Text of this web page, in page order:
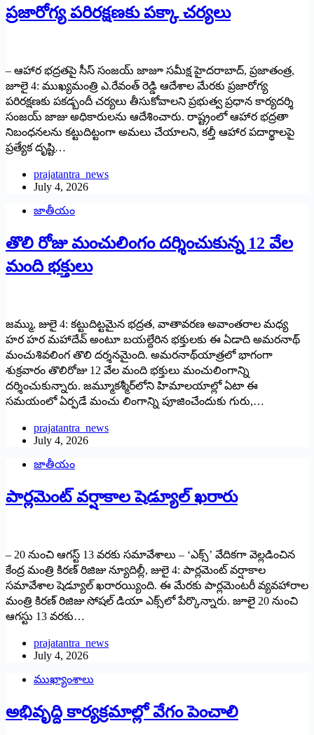
ప్రజారోగ్య పరిరక్షణకు పక్కా చర్యలు
– ఆహార భద్రతపై సీస్ సంజయ్ జాజూ సమీక్ష హైదరాబాద్, ప్రజాతంత్ర,
జూలై 4: ముఖ్యమంత్రి ఎ.రేవంత్ రెడ్డి ఆదేశాల మేరకు ప్రజారోగ్య
పరిరక్షణకు పకడ్బందీ చర్యలు తీసుకోవాలని ప్రభుత్వ ప్రధాన కార్యదర్శి
సంజయ్ జాజు అధికారులను ఆదేశించారు. రాష్ట్రంలో ఆహార భద్రతా
నిబంధనలను కట్టుదిట్టంగా అమలు చేయాలని, కల్తీ ఆహార పదార్థాలపై
ప్రత్యేక దృష్టి…
prajatantra_news
July 4, 2026
జాతీయం
తొలి రోజు మంచులింగం దర్శించుకున్న 12 వేల
మంది భక్తులు
జమ్ము, జులై 4: కట్టుదిట్టమైన భద్రత, వాతావరణ అవాంతరాల మధ్య
హర హర మహాదేవ్‌ అం‌టూ బయల్దేరిన భక్తులకు ఈ ఏడాది అమరనాథ్‌
‌మంచుశివలింగ తొలి దర్శనమైంది. అమరనాథ్‌యాత్రలో భాగంగా
శుక్రవారం తొలిరోజు 12 వేల మంది భక్తులు మంచులింగాన్ని
దర్శించుకున్నారు. జమ్మూకశ్మీర్‌లోని హిమాలయాల్లో ఏటా ఈ
సమయంలో ఏర్పడే మంచు లింగాన్ని పూజించేందుకు గురు,…
prajatantra_news
July 4, 2026
జాతీయం
పార్లమెంట్‌ ‌వర్షాకాల షెడ్యూల్‌ ‌ఖరారు
– 20 నుంచి ఆగస్ట్ 13 ‌వరకు సమావేశాలు – ‘ఎక్స్’ ‌వేదికగా వెల్లడించిన
కేంద్ర మంత్రి కిరణ్‌ ‌రిజిజు న్యూదిల్లీ, జులై 4: పార్లమెంట్‌ ‌వర్షాకాల
సమావేశాల షెడ్యూల్‌ ‌ఖరారయ్యింది. ఈ మేరకు పార్లమెంటరీ వ్యవహారాల
మంత్రి కిరణ్‌ ‌రిజిజు సోషల్‌ ‌డియా ఎక్స్‌లో పేర్కొన్నారు. జూలై 20 నుంచి
ఆగస్టు 13 వరకు…
prajatantra_news
July 4, 2026
ముఖ్యాంశాలు
అభివృద్ది కార్యక్రమాల్లో వేగం పెంచాలి